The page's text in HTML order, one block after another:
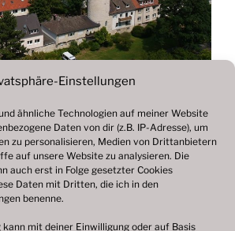
Einstellungen
ähnliche Technologien auf meiner Website
Daten von dir (z.B. IP-Adresse), um
zu personalisieren, Medien von Drittanbietern
auf unsere Website zu analysieren. Die
auch erst in Folge gesetzter Cookies
Daten mit Dritten, die ich in den
benenne.
mit deiner Einwilligung oder auf Basis